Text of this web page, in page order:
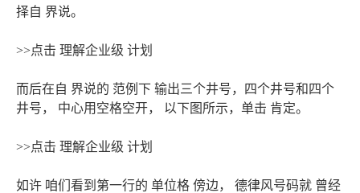
择自 界说。
>>点击 理解企业级 计划
而后在自 界说的 范例下 输出三个井号，四个井号和四个
井号， 中心用空格空开， 以下图所示，单击 肯定。
>>点击 理解企业级 计划
如许 咱们看到第一行的 单位格 傍边， 德律风号码就 曾经